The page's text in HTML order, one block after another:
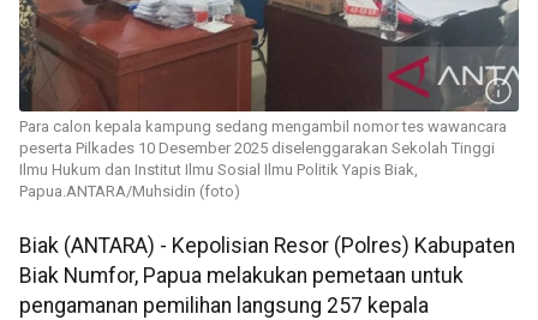
Para calon kepala kampung sedang mengambil nomor tes wawancara
peserta Pilkades 10 Desember 2025 diselenggarakan Sekolah Tinggi
Ilmu Hukum dan Institut Ilmu Sosial Ilmu Politik Yapis Biak,
Papua.ANTARA/Muhsidin (foto)
Biak (ANTARA) - Kepolisian Resor (Polres) Kabupaten
Biak Numfor, Papua melakukan pemetaan untuk
pengamanan pemilihan langsung 257 kepala